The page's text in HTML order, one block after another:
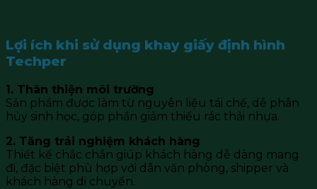
Lợi ích khi sử dụng khay giấy định hình
Techper
1. Thân thiện môi trường
Sản phẩm được làm từ nguyên liệu tái chế, dễ phân
hủy sinh học, góp phần giảm thiểu rác thải nhựa.
2. Tăng trải nghiệm khách hàng
Thiết kế chắc chắn giúp khách hàng dễ dàng mang
đi, đặc biệt phù hợp với dân văn phòng, shipper và
khách hàng di chuyển.